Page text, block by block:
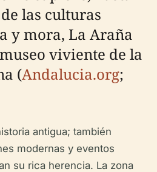
las culturas
y mora, La Araña
viviente de la
(Andalucia.org;
antigua; también
modernas y eventos
su rica herencia. La zona